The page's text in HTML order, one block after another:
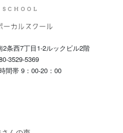
条西7丁目1-2ルックビル2階
3529-5369
間帯 9：00-20：00